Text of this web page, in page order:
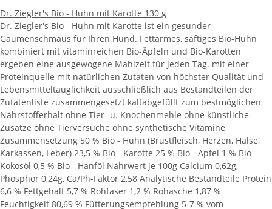
Dr. Ziegler's Bio - Huhn mit Karotte 130 g
Dr. Ziegler's Bio - Huhn mit Karotte ist ein gesunder
Gaumenschmaus für Ihren Hund. Fettarmes, saftiges Bio-Huhn
kombiniert mit vitaminreichen Bio-Äpfeln und Bio-Karotten
ergeben eine ausgewogene Mahlzeit für jeden Tag. mit einer
Proteinquelle mit natürlichen Zutaten von höchster Qualität und
Lebensmitteltauglichkeit ausschließlich aus Bestandteilen der
Zutatenliste zusammengesetzt kaltabgefüllt zum bestmöglichen
Nährstofferhalt ohne Tier- u. Knochenmehle ohne künstliche
Zusätze ohne Tierversuche ohne synthetische Vitamine
Zusammensetzung 50 % Bio - Huhn (Brustfleisch, Herzen, Hälse,
Karkassen, Leber) 23,5 % Bio - Karotte 25 % Bio - Apfel 1 % Bio -
Kokosöl 0,5 % Bio - Hanföl Nährwert je 100g Calcium 0,62g,
Phosphor 0,24g, Ca/Ph-Faktor 2,58 Analytische Bestandteile Protein
6,6 % Fettgehalt 5,7 % Rohfaser 1,2 % Rohasche 1,87 %
Feuchtigkeit 80,69 % Fütterungsempfehlung 5-7 % vom